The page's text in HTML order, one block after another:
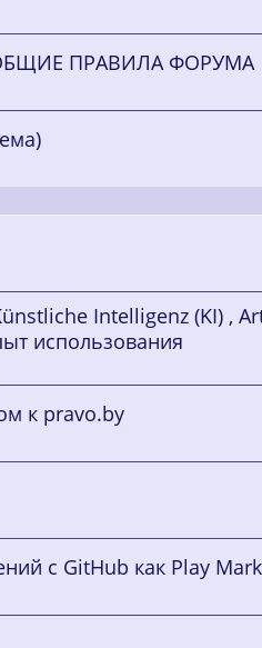
ПРАВИЛА ФОРУМА
Intelligenz (KI) ,
использования
к pravo.by
с GitHub как Play